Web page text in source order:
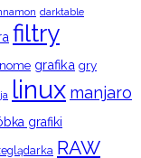
darktable
filtry
grafika gry
linux manjaro
grafiki
RAW